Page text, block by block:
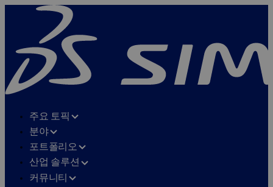
주요 토픽
분야
포트폴리오
산업 솔루션
커뮤니티